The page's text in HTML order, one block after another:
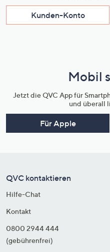
Kunden-Konto
Mobil
Jetzt die QVC App für
und überall
Für Apple
QVC kontaktieren
Hilfe-Chat
Kontakt
0800 2944 444
(gebührenfrei)